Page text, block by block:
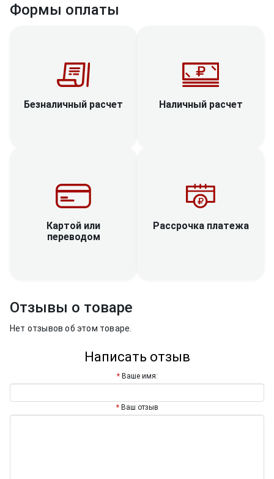
Формы оплаты
Безналичный расчет Наличный расчет
Картой или
переводом
Рассрочка платежа
Отзывы о товаре
Нет отзывов об этом товаре.
Написать отзыв
Ваше имя:
Ваш отзыв